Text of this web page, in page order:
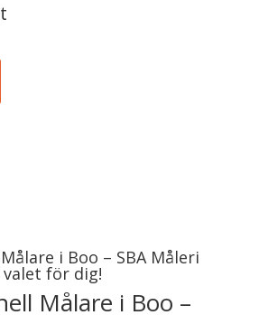
i Boo – SBA Måleri
för dig!
Målare i Boo –